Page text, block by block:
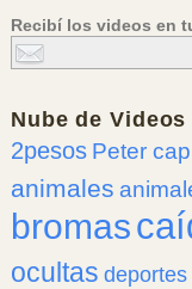
Recibí los videos en
Nube de
2pesos Peter
animales
bromas
ocultas deportes